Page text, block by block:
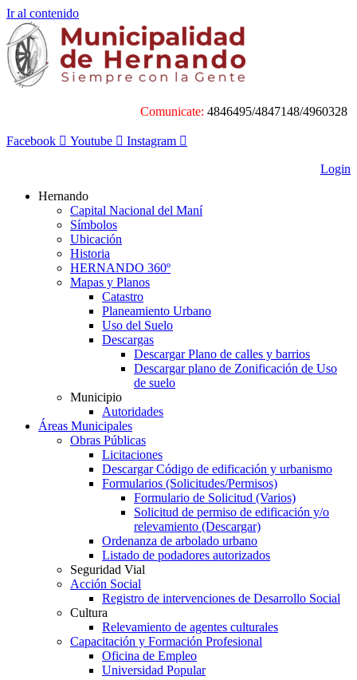
Ir al contenido
Comunicate: 4846495/4847148/4960328
Facebook Youtube Instagram
Login
Hernando
Capital Nacional del Maní
Símbolos
Ubicación
Historia
HERNANDO 360º
Mapas y Planos
Catastro
Planeamiento Urbano
Uso del Suelo
Descargas
Descargar Plano de calles y barrios
Descargar plano de Zonificación de Uso
de suelo
Municipio
Autoridades
Áreas Municipales
Obras Públicas
Licitaciones
Descargar Código de edificación y urbanismo
Formularios (Solicitudes/Permisos)
Formulario de Solicitud (Varios)
Solicitud de permiso de edificación y/o
relevamiento (Descargar)
Ordenanza de arbolado urbano
Listado de podadores autorizados
Seguridad Vial
Acción Social
Registro de intervenciones de Desarrollo Social
Cultura
Relevamiento de agentes culturales
Capacitación y Formación Profesional
Oficina de Empleo
Universidad Popular